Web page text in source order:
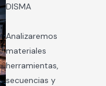
DISMA
Analizaremos
materiales
herramientas,
secuencias y